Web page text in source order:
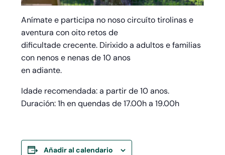
Anímate e participa no noso circuíto tirolinas e
aventura con oito retos de
dificultade crecente. Dirixido a adultos e familias
con nenos e nenas de 10 anos
en adiante.
Idade recomendada: a partir de 10 anos.
Duración: 1h en quendas de 17.00h a 19.00h
Añadir al calendario